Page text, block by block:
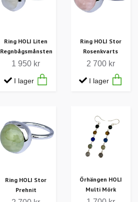
Ring HOLI Liten
Regnbågsmånsten
1 950 kr
I lager
Ring HOLI Stor
Rosenkvarts
2 700 kr
I lager
Ring HOLI Stor
Prehnit
Örhängen HOLI
Multi Mörk